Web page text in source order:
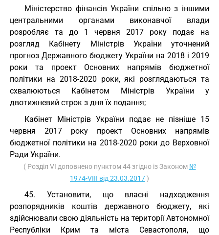
Міністерство фінансів України спільно з іншими
центральними органами виконавчої влади
розробляє та до 1 червня 2017 року подає на
розгляд Кабінету Міністрів України уточнений
прогноз Державного бюджету України на 2018 і 2019
роки та проект Основних напрямів бюджетної
політики на 2018-2020 роки, які розглядаються та
схвалюються Кабінетом Міністрів України у
двотижневий строк з дня їх подання;
Кабінет Міністрів України подає не пізніше 15
червня 2017 року проект Основних напрямів
бюджетної політики на 2018-2020 роки до Верховної
Ради України.
( Розділ VI доповнено пунктом 44 згідно із Законом №
1974-VIII від 23.03.2017)
45. Установити, що власні надходження
розпорядників коштів державного бюджету, які
здійснювали свою діяльність на території Автономної
Республіки Крим та міста Севастополя, що